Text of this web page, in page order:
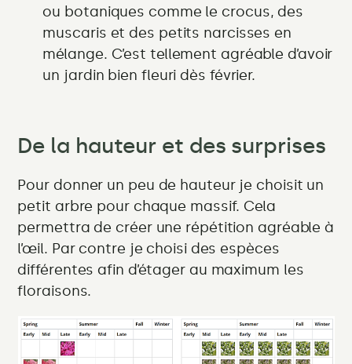
ou botaniques comme le crocus, des
muscaris et des petits narcisses en
mélange. C’est tellement agréable d’avoir
un jardin bien fleuri dès février.
De la hauteur et des surprises
Pour donner un peu de hauteur je choisit un
petit arbre pour chaque massif. Cela
permettra de créer une répétition agréable à
l’œil. Par contre je choisi des espèces
différentes afin d’étager au maximum les
floraisons.